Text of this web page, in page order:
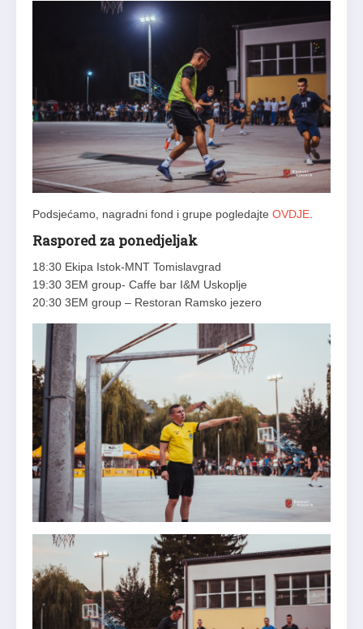
Podsjećamo, nagradni fond i grupe pogledajte OVDJE
Raspored za ponedjeljak
18:30 Ekipa Istok-MNT Tomislavgrad
19:30 3EM group- Caffe bar I&M Uskoplje
20:30 3EM group – Restoran Ramsko jezero